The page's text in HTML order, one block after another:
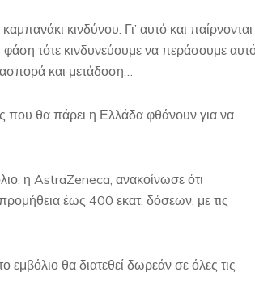
κινδύνου. Γι’ αυτό και παίρνονται
τότε κινδυνεύουμε να περάσουμε
και μετάδοση…
που θα πάρει η Ελλάδα φθάνουν για να
η AstraZeneca, ανακοίνωσε ότι
έως 400 εκατ. δόσεων, με τις
θα διατεθεί δωρεάν σε όλες τις